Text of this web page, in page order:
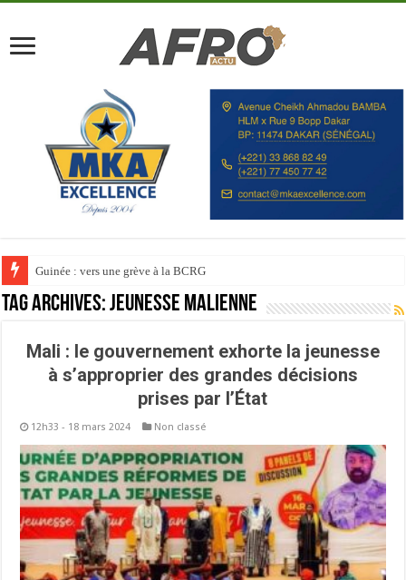
Guinée : vers une grève à la BCRG
Tag Archives:Jeunesse malienne
Mali : le gouvernement exhorte la jeunesse
à s’approprier des grandes décisions
prises par l’État
12h33 - 18 mars 2024 Non classé